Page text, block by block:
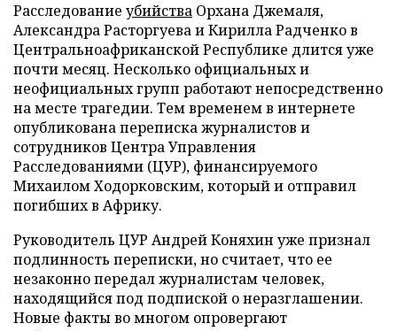
Расследование убийства Орхана Джемаля,
Александра Расторгуева и Кирилла Радченко в
Центральноафриканской Республике длится уже
почти месяц. Несколько официальных и
неофициальных групп работают непосредственно
на месте трагедии. Тем временем в интернете
опубликована переписка журналистов и
сотрудников Центра Управления
Расследованиями (ЦУР), финансируемого
Михаилом Ходорковским, который и отправил
погибших в Африку.
Руководитель ЦУР Андрей Коняхин уже признал
подлинность переписки, но считает, что ее
незаконно передал журналистам человек,
находящийся под подпиской о неразглашении.
Новые факты во многом опровергают